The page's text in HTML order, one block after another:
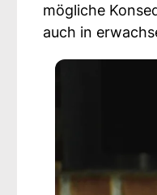
mögliche
auch in